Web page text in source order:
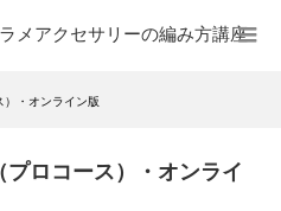
メアクセサリーの編み方講座
）・オンライン版
ロコース）・オンライ